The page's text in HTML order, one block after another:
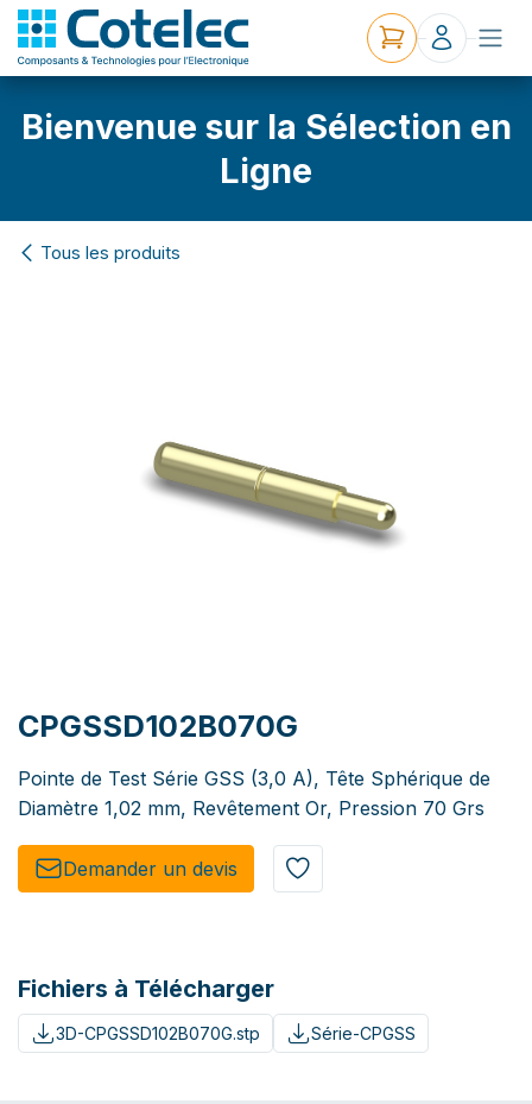
Bienvenue sur la Sélection en
Ligne
Tous les produits
CPGSSD102B070G
Pointe de Test Série GSS (3,0 A), Tête Sphérique de
Diamètre 1,02 mm, Revêtement Or, Pression 70 Grs
Demander un de​​vis​​
Fichiers à Télécharger
3D-CPGSSD102B070G.stp Série-CPGSS